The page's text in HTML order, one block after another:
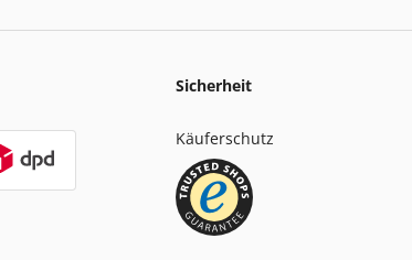
Sicherheit
Käuferschutz